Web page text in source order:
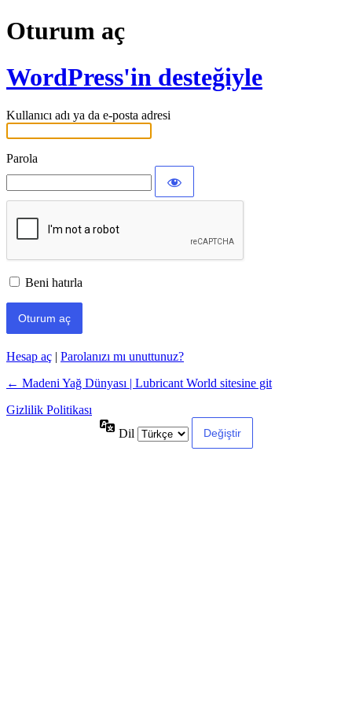
Oturum aç
WordPress'in desteğiyle
Kullanıcı adı ya da e-posta adresi
Parola
Beni hatırla
Hesap aç | Parolanızı mı unuttunuz?
← Madeni Yağ Dünyası | Lubricant World sitesine git
Gizlilik Politikası
Dil